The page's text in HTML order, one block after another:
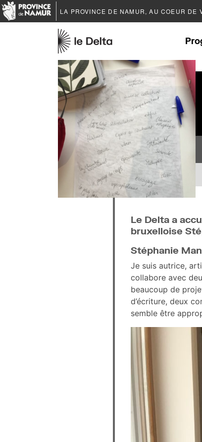
LA PROVINCE DE NAMUR, AU COEUR DE
Le Delta a
bruxelloise
Stéphanie
Je suis autrice,
collabore avec
beaucoup de
d’écriture, deux
semble être